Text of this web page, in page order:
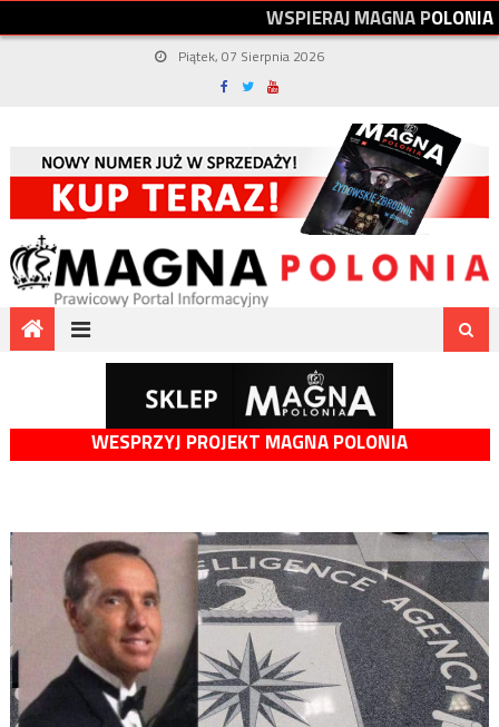
WSPIERAJMAGNAPOLONIA
Piątek, 07 Sierpnia 2026
WESPRZYJ PROJEKT MAGNA POLONIA